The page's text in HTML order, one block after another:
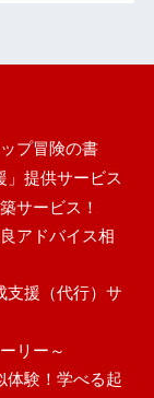
プ冒険の書
」提供サービス
サービス！
アドバイス相
支援（代行）サ
リー～
体験！学べる起